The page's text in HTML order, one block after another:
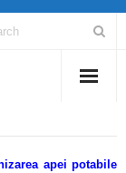
apei potabile